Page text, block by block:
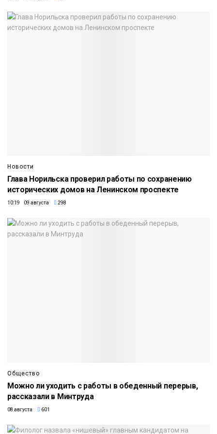
Новости
Глава Норильска проверил работы по сохранению
исторических домов на Ленинском проспекте
10:19 09 августа 298
Общество
Можно ли уходить с работы в обеденный перерыв,
рассказали в Минтруда
08 августа 601